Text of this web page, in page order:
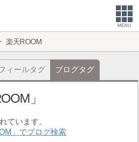
MENU
楽天ROOM
ィールタグ ブログタグ
ています。
」でブログ検索